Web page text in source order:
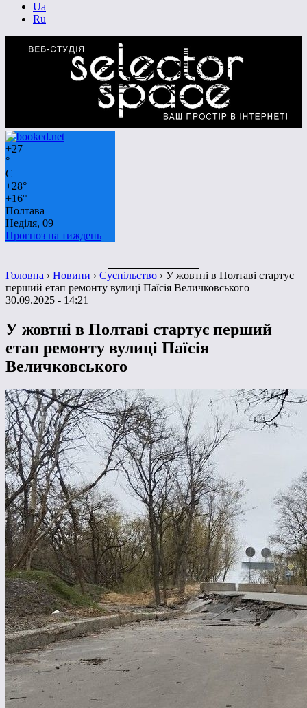
Ua
Ru
+27
°
C
+28°
+16°
Полтава
Неділя, 09
Прогноз на тиждень
Головна › Новини › Суспільство › У жовтні в Полтаві стартує
перший етап ремонту вулиці Паїсія Величковського
30.09.2025 - 14:21
У жовтні в Полтаві стартує перший
етап ремонту вулиці Паїсія
Величковського